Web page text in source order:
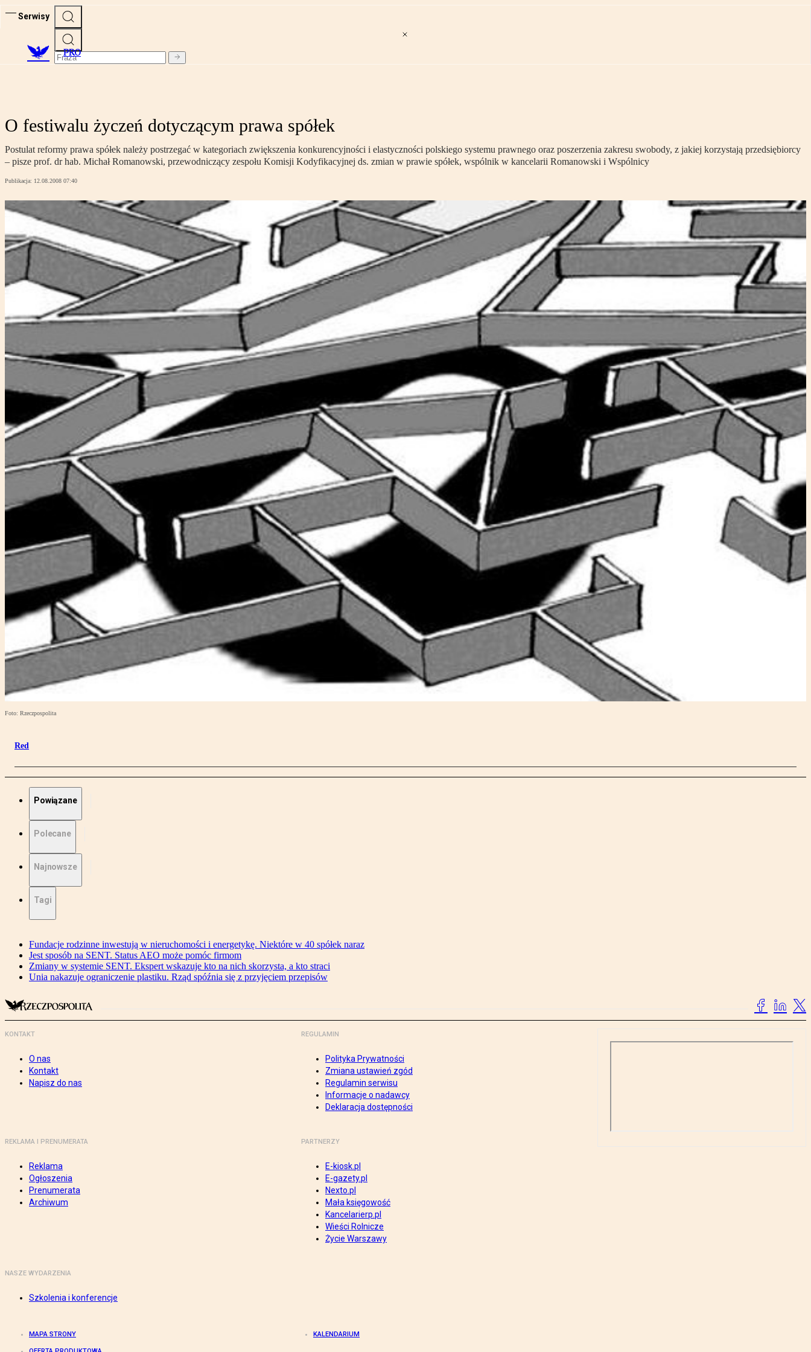
Serwisy
PRO
O festiwalu życzeń dotyczącym prawa spółek
Postulat reformy prawa spółek należy postrzegać w kategoriach zwiększenia konkurencyjności i elastyczności polskiego systemu prawnego oraz poszerzenia zakresu swobody, z jakiej korzystają przedsiębiorcy
– pisze prof. dr hab. Michał Romanowski, przewodniczący zespołu Komisji Kodyfikacyjnej ds. zmian w prawie spółek, wspólnik w kancelarii Romanowski i Wspólnicy
Publikacja: 12.08.2008 07:40
Foto: Rzeczpospolita
Red
Powiązane
Polecane
Najnowsze
Tagi
Fundacje rodzinne inwestują w nieruchomości i energetykę. Niektóre w 40 spółek naraz
Jest sposób na SENT. Status AEO może pomóc firmom
Zmiany w systemie SENT. Ekspert wskazuje kto na nich skorzysta, a kto straci
Unia nakazuje ograniczenie plastiku. Rząd spóźnia się z przyjęciem przepisów
KONTAKT
O nas
Kontakt
Napisz do nas
REGULAMIN
Polityka Prywatności
Zmiana ustawień zgód
Regulamin serwisu
Informacje o nadawcy
Deklaracja dostępności
REKLAMA I PRENUMERATA
Reklama
Ogłoszenia
Prenumerata
Archiwum
PARTNERZY
E-kiosk.pl
E-gazety.pl
Nexto.pl
Mała księgowość
Kancelarierp.pl
Wieści Rolnicze
Życie Warszawy
NASZE WYDARZENIA
Szkolenia i konferencje
MAPA STRONY KALENDARIUM